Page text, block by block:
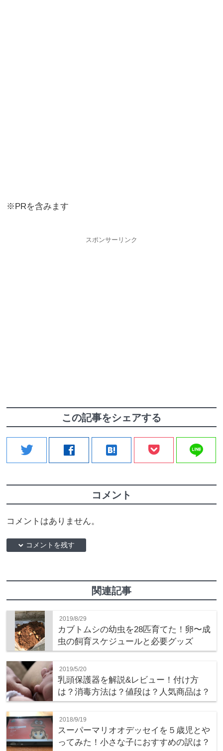
※PRを含みます
スポンサーリンク
この記事をシェアする
twitter facebook hatenabookmark line
コメント
コメントはありません。
down コメントを残す
関連記事
2019/8/29
カブトムシの幼虫を28匹育てた！卵〜成
虫の飼育スケジュールと必要グッズ
2019/5/20
乳頭保護器を解説&レビュー！付け方
は？消毒方法は？値段は？人気商品は？
2018/9/19
スーパーマリオオデッセイを５歳児とや
ってみた！小さな子におすすめの訳は？